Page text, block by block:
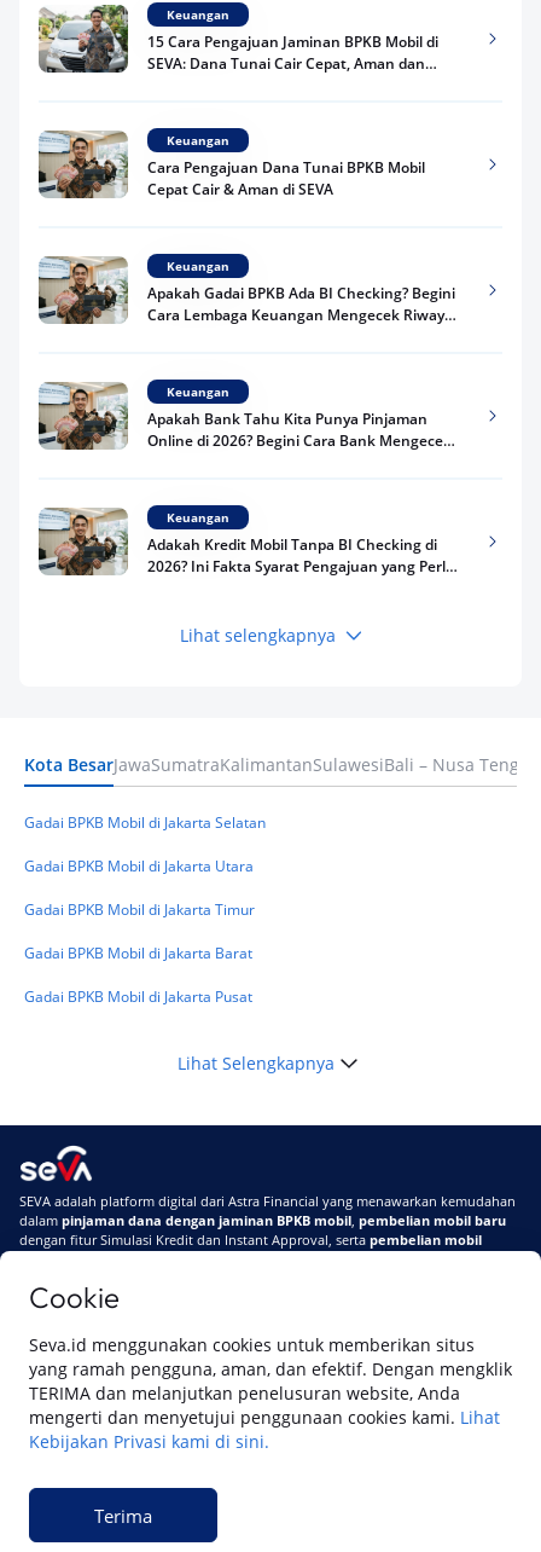
Cookie
Seva.id menggunakan cookies untuk memberikan situs
yang ramah pengguna, aman, dan efektif. Dengan mengklik
TERIMA dan melanjutkan penelusuran website, Anda
mengerti dan menyetujui penggunaan cookies kami. Lihat
Kebijakan Privasi kami di sini.
Terima
Keuangan
15 Cara Pengajuan Jaminan BPKB Mobil di
SEVA: Dana Tunai Cair Cepat, Aman dan
Keuangan
Cara Pengajuan Dana Tunai BPKB Mobil
Cepat Cair & Aman di SEVA
Keuangan
Apakah Gadai BPKB Ada BI Checking? Begini
Cara Lembaga Keuangan Mengecek Riwayat
Keuangan
Apakah Bank Tahu Kita Punya Pinjaman
Online di 2026? Begini Cara Bank Mengecek
Keuangan
Adakah Kredit Mobil Tanpa BI Checking di
2026? Ini Fakta Syarat Pengajuan yang Perlu
Keuangan
Keuangan
Masuk BI Checking? Simak Peraturan
Lihat selengkapnya
Kota BesarJawaSumatraKalimantanSulawesiBali – Nusa
Gadai BPKB Mobil di Jakarta Selatan
Gadai BPKB Mobil di Jakarta Utara
Gadai BPKB Mobil di Jakarta Timur
Gadai BPKB Mobil di Jakarta Barat
Gadai BPKB Mobil di Jakarta Pusat
Lihat Selengkapnya
SEVA adalah platform digital dari Astra Financial yang menawarkan kemudahan
dalam pinjaman dana dengan jaminan BPKB mobil pembelian mobil baru
dengan fitur Simulasi Kredit dan Instant Approval, serta pembelian mobil
Di SEVA #UrusanMobilSegampangItu
Tentang SEVASyarat & Ketentuan
Pemberitahuan Privasi
Website ini dikelola oleh PT Cipta Sedaya Digital Indonesia (CSDI), organisasi
© 2023 Copyright SEVA